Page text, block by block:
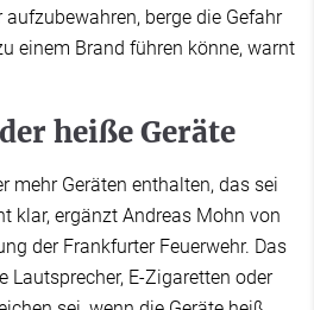
berge die Gefahr
einem Brand führen könne, warnt
heiße Geräte
mehr Geräten enthalten, das sei
klar, ergänzt Andreas Mohn von
der Frankfurter Feuerwehr. Das
Lautsprecher, E-Zigaretten oder